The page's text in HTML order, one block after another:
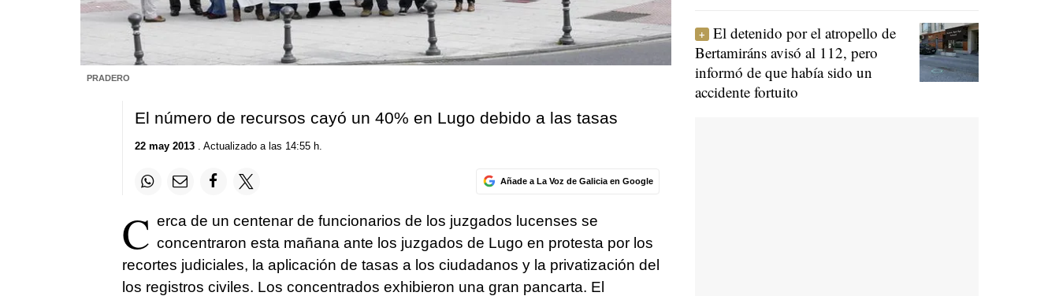
PRADERO
El número de recursos cayó un 40% en Lugo debido a las tasas
22 may 2013. Actualizado a las 14:55 h.
Añade a La Voz de Galicia en Google
C erca de un centenar de funcionarios de los juzgados lucenses se
concentraron esta mañana ante los juzgados de Lugo en protesta por los
recortes judiciales, la aplicación de tasas a los ciudadanos y la privatización del
los registros civiles. Los concentrados exhibieron una gran pancarta. El
El detenido por el atropello de
Bertamiráns avisó al 112, pero
informó de que había sido un
accidente fortuito